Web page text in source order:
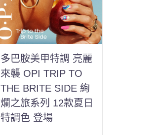
多巴胺美甲特調 亮麗
來襲 OPI TRIP TO
THE BRITE SIDE 絢
爛之旅系列 12款夏日
特調色 登場